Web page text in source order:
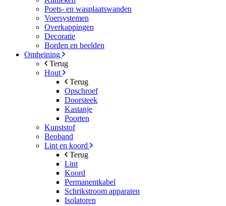
Poets- en wasplaatswanden
Voersystemen
Overkappingen
Decoratie
Borden en beelden
Omheining
Terug
Hout
Terug
Opschroef
Doorsteek
Kastanje
Poorten
Kunststof
Beoband
Lint en koord
Terug
Lint
Koord
Permanentkabel
Schrikstroom apparaten
Isolatoren